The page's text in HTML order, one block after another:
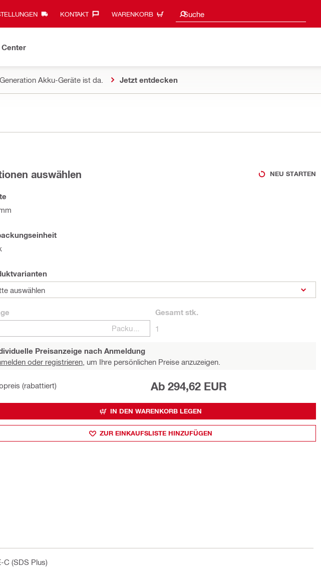
KONTAKT‎ WARENKORB Suche
Suchvorschläge
Akku-Geräte ist da. Jetzt entdecken
auswählen NEU STARTEN
auswählen
Gesamt stk.
1
Preisanzeige nach Anmeldung
oder registrieren, um Ihre persönlichen Preise anzuzeigen.
(rabattiert) Ab 294,62 EUR
IN DEN WARENKORB LEGEN
ZUR EINKAUFSLISTE HINZUFÜGEN
C (SDS Plus)